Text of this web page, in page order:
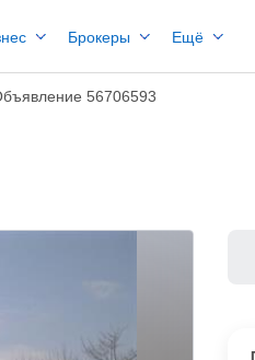
Брокеры Ещё
56706593